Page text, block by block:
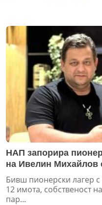
НАП запорира
на Ивелин Михайлов
Бивш пионерски лагер
12 имота, собственост
пар...